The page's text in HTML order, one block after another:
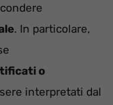
. In particolare,
o
interpretati dal